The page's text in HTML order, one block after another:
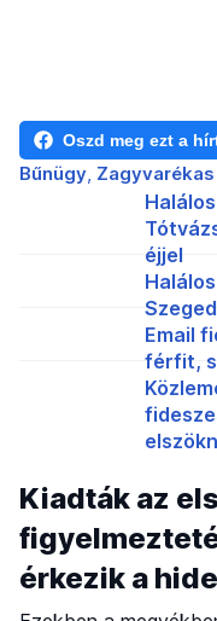
Oszd meg ezt a
Bűnügy Zagyvarékas
éjjel
Email
férfit,
Kiadták az
érkezik a